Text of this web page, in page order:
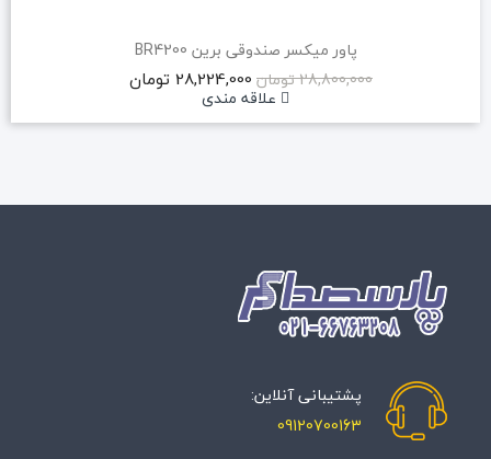
پاور میکسر صندوقی برین BR4200
28,800,000 تومان
28,224,000 تومان
علاقه مندی
پشتیبانی آنلاین:
09120700163